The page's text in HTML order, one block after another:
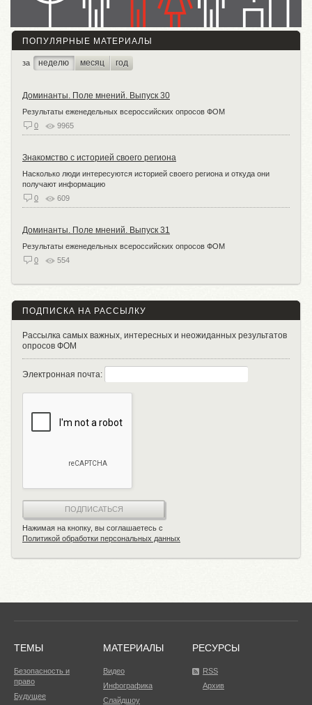
ПОПУЛЯРНЫЕ МАТЕРИАЛЫ
за неделю месяц год
Доминанты. Поле мнений. Выпуск 30
Результаты еженедельных всероссийских опросов ФОМ
0
9965
Знакомство с историей своего региона
Насколько люди интересуются историей своего региона и откуда они
получают информацию
0
609
Доминанты. Поле мнений. Выпуск 31
Результаты еженедельных всероссийских опросов ФОМ
0
554
ПОДПИСКА НА РАССЫЛКУ
Рассылка самых важных, интересных и неожиданных результатов
опросов ФОМ
Электронная почта:
ПОДПИСАТЬСЯ
Нажимая на кнопку, вы соглашаетесь с
Политикой обработки персональных данных
ТЕМЫ
Безопасность и
право
Будущее
МАТЕРИАЛЫ
Видео
Инфографика
Слайдшоу
РЕСУРСЫ
RSS
Архив